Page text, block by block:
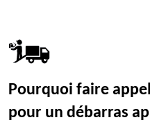
Pourquoi faire
pour un débarras